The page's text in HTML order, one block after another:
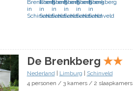
De Brenkberg ★★
Nederland| Limburg
Schinveld
4 personen / 3 kamers / 2 slaapkamers